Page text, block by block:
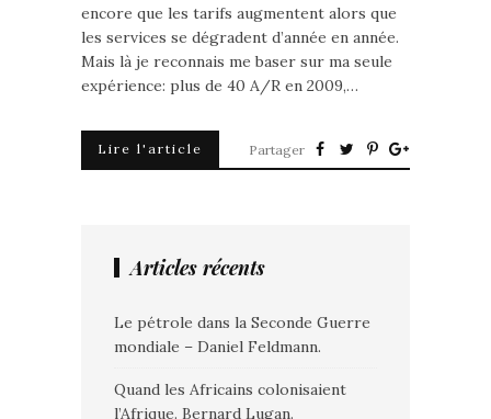
encore que les tarifs augmentent alors que
les services se dégradent d’année en année.
Mais là je reconnais me baser sur ma seule
expérience: plus de 40 A/R en 2009,…
Lire l'article Partager
Articles récents
Le pétrole dans la Seconde Guerre
mondiale – Daniel Feldmann.
Quand les Africains colonisaient
l’Afrique. Bernard Lugan.